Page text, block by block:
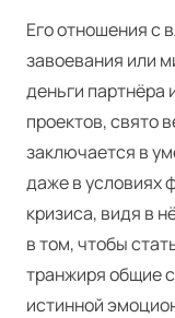
Его отношения с
завоевания или
деньги партнёра
проектов, свято
заключается в
даже в условиях
кризиса, видя в
в том, чтобы
транжиря общие
истинной